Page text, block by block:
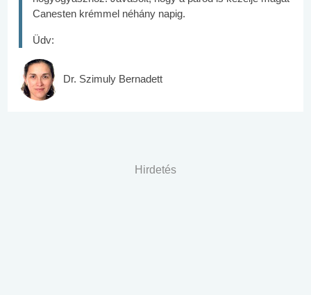
Canesten krémmel néhány napig.
Üdv:
Dr. Szimuly Bernadett
Hirdetés